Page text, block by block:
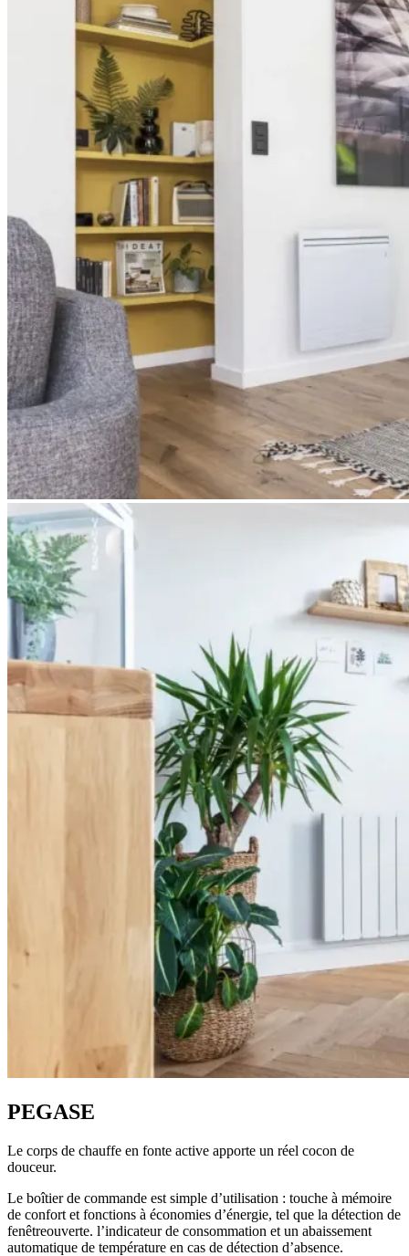
PEGASE
Le corps de chauffe en fonte active apporte un réel cocon de
douceur.
Le boîtier de commande est simple d’utilisation : touche à mémoire
de confort et fonctions à économies d’énergie, tel que la détection de
fenêtreouverte. l’indicateur de consommation et un abaissement
automatique de température en cas de détection d’absence.